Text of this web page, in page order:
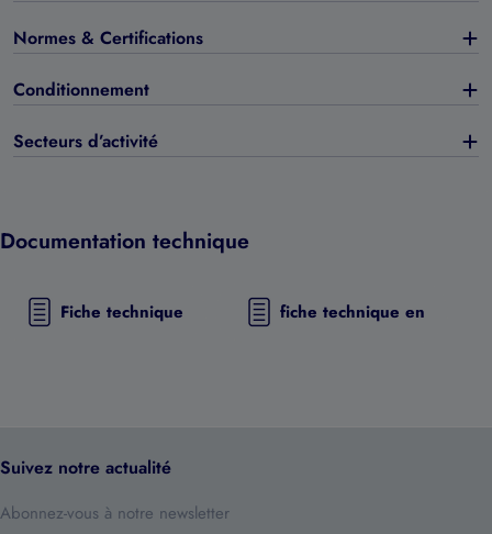
Normes & Certifications
Conditionnement
Secteurs d’activité
Documentation technique
Fiche technique fiche technique en
Suivez notre actualité
Abonnez-vous à notre newsletter